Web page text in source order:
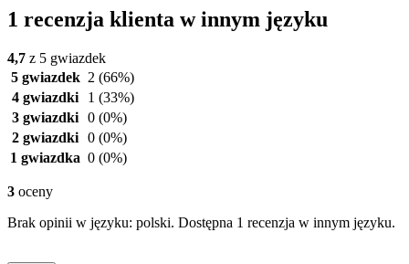
1 recenzja klienta w innym języku
4,7 z 5 gwiazdek
5 gwiazdek 2 (66%)
4 gwiazdki
1 (33%)
3 gwiazdki 0 (0%)
2 gwiazdki 0 (0%)
1 gwiazdka 0 (0%)
3 oceny
Brak opinii w języku: polski. Dostępna 1 recenzja w innym języku.